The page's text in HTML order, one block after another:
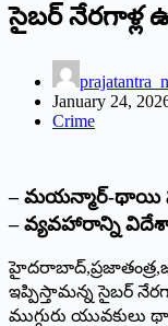
సైబర్‌ ‌నేరగాళ్ల
January 24,
Crime
– మయన్మార్‌-‌థాయి
– వ్యవహారాన్ని
ఇప్పిస్తామన్న సైబర్‌
ముగ్గురు